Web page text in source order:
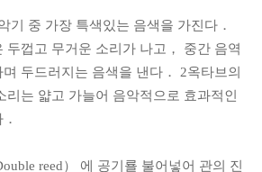
기 중 가장 특색있는 음색을 가진다．
두껍고 무거운 소리가 나고， 중간 음역
두드러지는 음색을 낸다． 2옥타브의
리는 얇고 가늘어 음악적으로 효과적인
reed） 에 공기룔 불어넣어 관의 진